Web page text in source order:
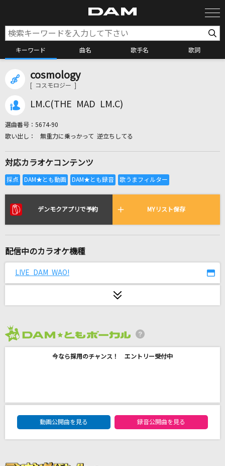
キーワード 曲名 歌手名 歌詞
カラオケ店舗検索
全国りれき
リアルタイムで歌われている曲の一覧
HOWEVER
ハレンチ
ダーリン
cosmology
[ コスモロジー ]
LM.C(THE MAD LM.C)
選曲番号： 5674-90
無重力に乗っかって 逆立ちしてる
対応カラオケコンテンツ
デンモクアプリで予約 MYリスト保存
配信中のカラオケ機種
LIVE DAM WAO!
今なら採用のチャンス！ エントリー受付中
DAM★ともボーカルエントリーランキング
動画公開曲を見る
録音公開曲を見る